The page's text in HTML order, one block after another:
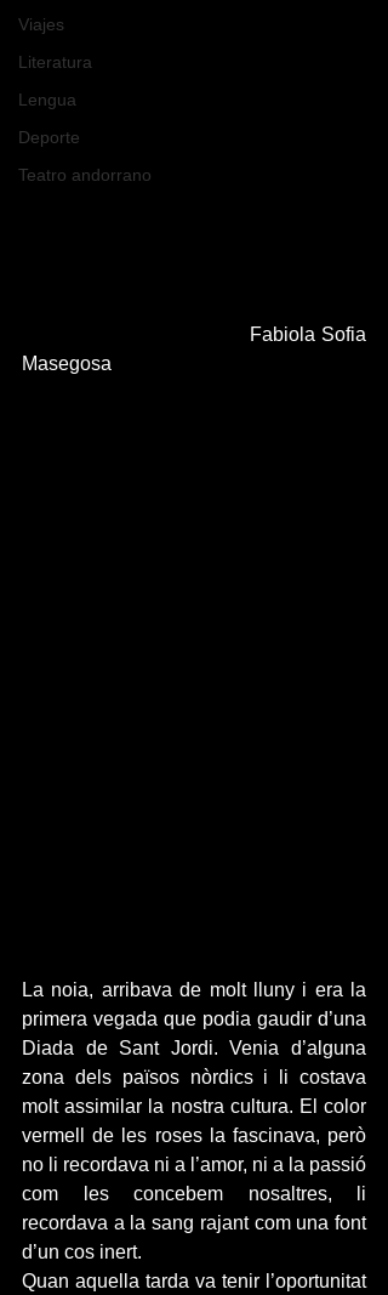
Viajes
Literatura
Lengua
Deporte
Teatro andorrano
Masegosa
La noia, arribava de molt lluny i era la
primera vegada que podia gaudir d’una
Diada de Sant Jordi. Venia d’alguna
zona dels països nòrdics i li costava
molt assimilar la nostra cultura. El color
vermell de les roses la fascinava, però
no li recordava ni a l’amor, ni a la passió
com les concebem nosaltres, li
recordava a la sang rajant com una font
d’un cos inert.
Quan aquella tarda va tenir l’oportunitat